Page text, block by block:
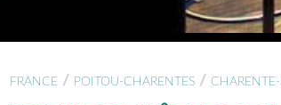
FRANCE / POITOU-CHARENTES /